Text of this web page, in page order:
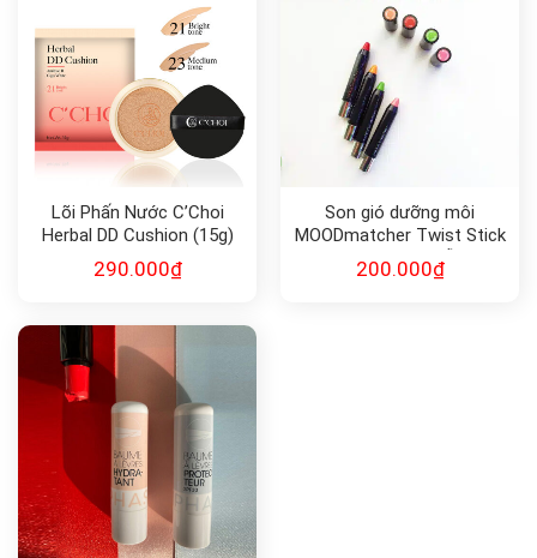
Lõi Phấn Nước C’Choi
Herbal DD Cushion (15g)
SPF 50
290.000₫
Son gió dưỡng môi
MOODmatcher Twist Stick
USA chính hãng mẫu mới
2.9g
200.000₫